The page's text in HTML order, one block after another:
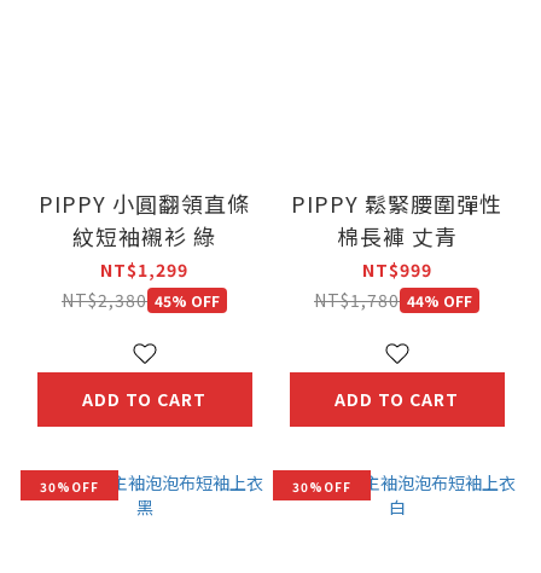
PIPPY 小圓翻領直條
紋短袖襯衫 綠
NT$1,299
NT$2,380 45% OFF
ADD TO CART
PIPPY 鬆緊腰圍彈性
棉長褲 丈青
NT$999
NT$1,780 44% OFF
ADD TO CART
30%OFF 30%OFF